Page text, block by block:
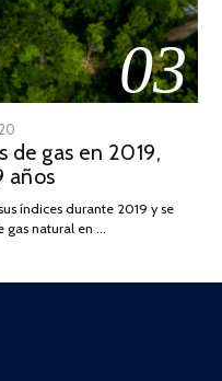
03
DE
JULIO
2025
de gas en 2019,
años
índices durante 2019 y se
natural en …